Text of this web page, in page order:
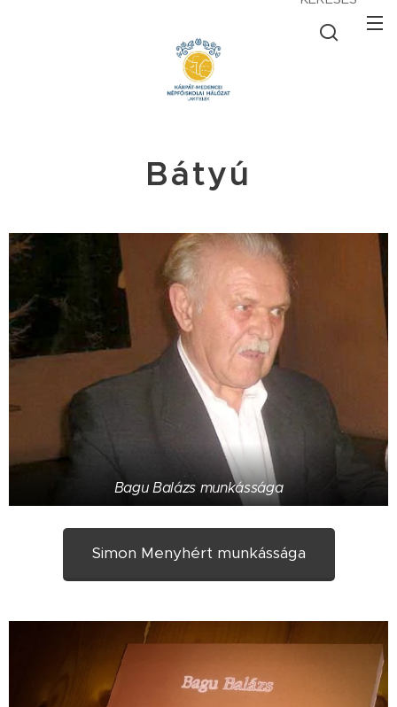
Bátyú
Bagu Balázs munkássága
Simon Menyhért munkássága